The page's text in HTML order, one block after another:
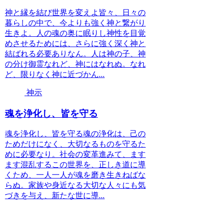
神と縁を結び世界を変えよ皆々、日々の
暮らしの中で、今よりも強く神と繋がり
生きよ。人の魂の奥に眠りし神性を目覚
めさせるためには、さらに強く深く神と
結ばれる必要ありなん。人は神の子、神
の分け御霊なれど、神にはなれぬ。なれ
ど、限りなく神に近づかん...
神示
魂を浄化し、皆を守る
魂を浄化し、皆を守る魂の浄化は、己の
ためだけになく、大切なるものを守るた
めに必要なり。社会の変革進みて、ます
ます混乱するこの世界を、正しき道に導
くため、一人一人が魂を磨き生きねばな
らぬ。家族や身近なる大切な人々にも気
づきを与え、新たな世に導...